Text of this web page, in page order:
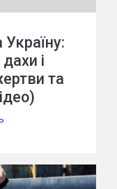
і
та